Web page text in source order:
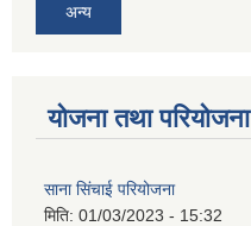
अन्य
योजना तथा परियोजना
साना सिंचाई परियोजना
मिति: 01/03/2023 - 15:32